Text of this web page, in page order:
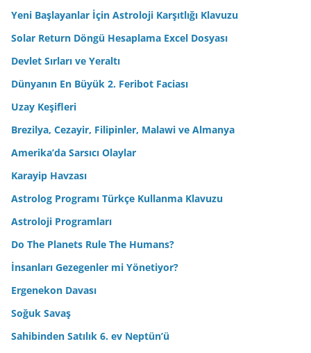
Yeni Başlayanlar İçin Astroloji Karşıtlığı Klavuzu
Solar Return Döngü Hesaplama Excel Dosyası
Devlet Sırları ve Yeraltı
Dünyanın En Büyük 2. Feribot Faciası
Uzay Keşifleri
Brezilya, Cezayir, Filipinler, Malawi ve Almanya
Amerika’da Sarsıcı Olaylar
Karayip Havzası
Astrolog Programı Türkçe Kullanma Klavuzu
Astroloji Programları
Do The Planets Rule The Humans?
İnsanları Gezegenler mi Yönetiyor?
Ergenekon Davası
Soğuk Savaş
Sahibinden Satılık 6. ev Neptün’ü